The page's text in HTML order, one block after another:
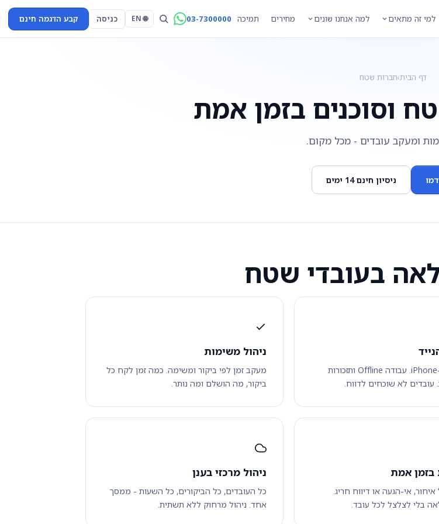
למי זה מתאים למה אנחנו שונים מחירים תמיכה 03-7300000
🌐 EN כניסה קבע הדגמה חינם
דף הבית›חברות שטח
וסוכנים בזמן אמת
ניסיון חינם 14 ימים
בעובדי שטח
Android ו-iPhone. עבודה Offline ותזכורות
עובדים לא שוכחים לדווח.
ניהול משימות
מעקב זמן לפי ביקור ומשימה. כמה זמן לקח כל
ביקור, מה הושלם ומה נותר.
בזמן אמת
אי-הגעה או דיווח חריג.
בלי לצלצל לכל עובד.
ניהול מרכזי בענן
כל העובדים, כל הביקורים, כל השעות - ממסך
אחד. ניהול מרחוק ללא תשתית.